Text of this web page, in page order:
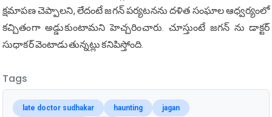
క్షమాపణ చెప్పాలని, లేదంటే జగన్ పర్యటనను దళిత సంఘాల ఆధ్వర్యంలో
కచ్చితంగా అడ్డుకుంటామని హెచ్చరించారు. చూస్తుంటే జగన్ ను డాక్టర్
సుధాకర్ వెంటాడుతున్నట్లు కనిపిస్తోంది.
Tags
late doctor sudhakar haunting
jagan